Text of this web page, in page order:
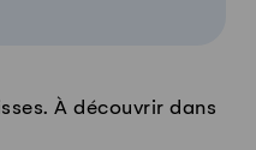
À découvrir dans